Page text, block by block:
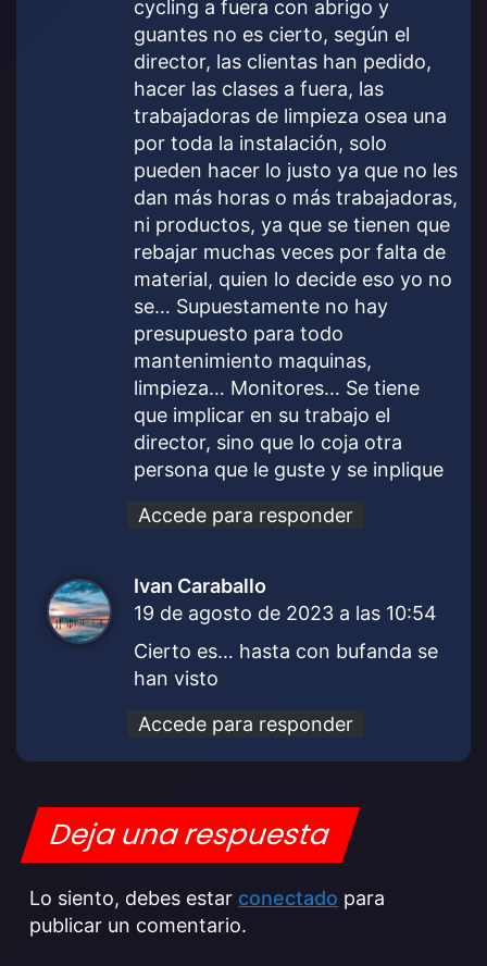
:
cycling a fuera con abrigo y
guantes no es cierto, según el
director, las clientas han pedido,
hacer las clases a fuera, las
trabajadoras de limpieza osea una
por toda la instalación, solo
pueden hacer lo justo ya que no les
dan más horas o más trabajadoras,
ni productos, ya que se tienen que
rebajar muchas veces por falta de
material, quien lo decide eso yo no
se… Supuestamente no hay
presupuesto para todo
mantenimiento maquinas,
limpieza… Monitores… Se tiene
que implicar en su trabajo el
director, sino que lo coja otra
persona que le guste y se inplique
Accede para responder
Ivan Caraballo
i
c
19 de agosto de 2023 a las 10:54
Cierto es… hasta con bufanda se
han visto
Accede para responder
Deja una respuesta
Lo siento, debes estar conectado para
publicar un comentario.